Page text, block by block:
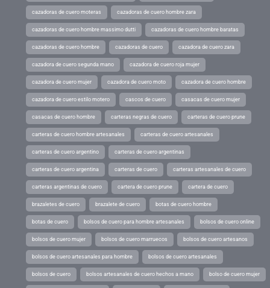
cazadoras de cuero moteras cazadoras de cuero hombre zara
cazadoras de cuero hombre massimo dutti cazadoras de cuero hombre baratas
cazadoras de cuero hombre cazadoras de cuero cazadora de cuero zara
cazadora de cuero segunda mano cazadora de cuero roja mujer
cazadora de cuero mujer cazadora de cuero moto cazadora de cuero hombre
cazadora de cuero estilo motero cascos de cuero casacas de cuero mujer
casacas de cuero hombre carteras negras de cuero carteras de cuero prune
carteras de cuero hombre artesanales carteras de cuero artesanales
carteras de cuero argentino carteras de cuero argentinas
carteras de cuero argentina carteras de cuero carteras artesanales de cuero
carteras argentinas de cuero cartera de cuero prune cartera de cuero
brazaletes de cuero brazalete de cuero botas de cuero hombre
botas de cuero bolsos de cuero para hombre artesanales bolsos de cuero online
bolsos de cuero mujer bolsos de cuero marruecos bolsos de cuero artesanos
bolsos de cuero artesanales para hombre bolsos de cuero artesanales
bolsos de cuero bolsos artesanales de cuero hechos a mano bolso de cuero mujer